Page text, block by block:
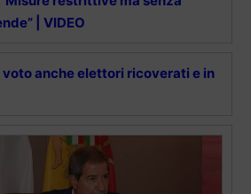
| VIDEO
anche elettori ricoverati e in